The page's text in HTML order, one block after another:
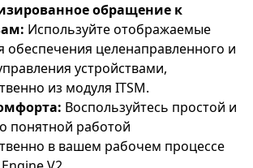
обращение к
Используйте отображаемые
обеспечения целенаправленного и
устройствами,
из модуля ITSM.
Воспользуйтесь простой и
понятной работой
в вашем рабочем процессе